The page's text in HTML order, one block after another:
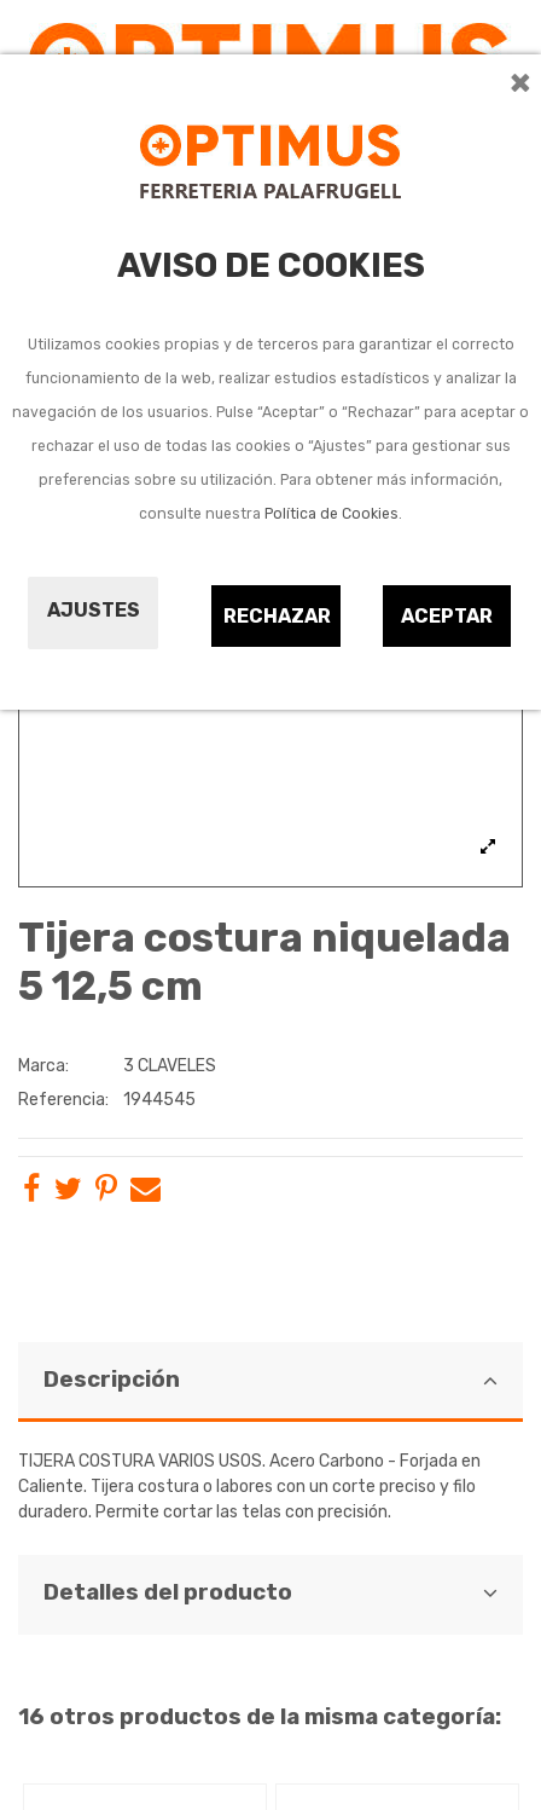
×
AVISO DE COOKIES
Utilizamos cookies propias y de terceros para garantizar el correcto
funcionamiento de la web, realizar estudios estadísticos y analizar la
navegación de los usuarios. Pulse “Aceptar” o “Rechazar” para aceptar o
rechazar el uso de todas las cookies o “Ajustes” para gestionar sus
preferencias sobre su utilización. Para obtener más información,
consulte nuestra Política de Cookies.
AJUSTES ACEPTAR
RECHAZAR
Tijera costura niquelada
5 12,5 cm
Marca:
3 CLAVELES
Referencia:
1944545
Descripción
TIJERA COSTURA VARIOS USOS. Acero Carbono - Forjada en
Caliente. Tijera costura o labores con un corte preciso y filo
duradero. Permite cortar las telas con precisión.
Detalles del producto
16 otros productos de la misma categoría: